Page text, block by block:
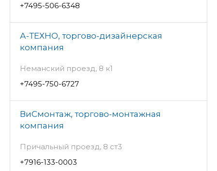
+7495-506-6348
А-ТЕХНО, торгово-дизайнерская
компания
Неманский проезд, 8 к1
+7495-750-6727
ВиСмонтаж, торгово-монтажная
компания
Причальный проезд, 8 ст3
+7916-133-0003